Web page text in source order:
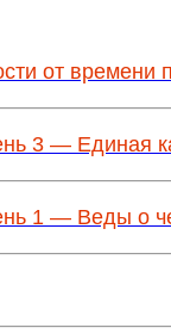
от времени
3 — Единая
1 — Веды о